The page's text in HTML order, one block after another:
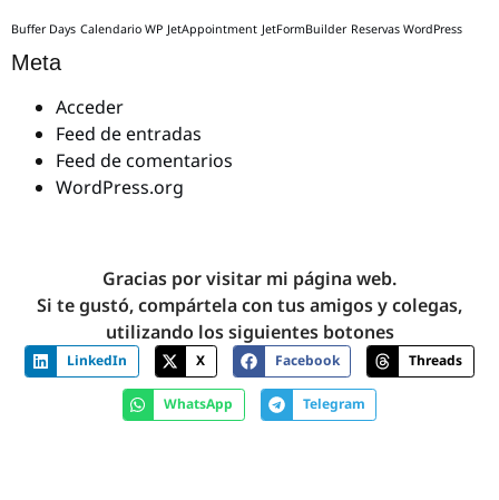
Buffer Days Calendario WP JetAppointment JetFormBuilder Reservas WordPress
Meta
Acceder
Feed de entradas
Feed de comentarios
WordPress.org
Gracias por visitar mi página web.
Si te gustó, compártela con tus amigos y colegas,
utilizando los siguientes botones
LinkedIn X Facebook Threads
WhatsApp Telegram